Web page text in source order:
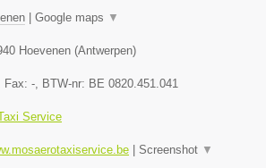
| Google maps ▼
Hoevenen (Antwerpen)
, Fax: - , BTW-nr: BE 0820.451.041
Service
| Screenshot ▼